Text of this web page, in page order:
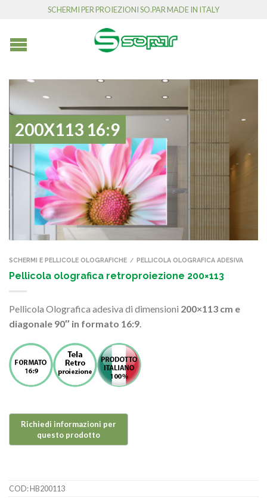
SCHERMI PER PROIEZIONI SO.PAR MADE IN ITALY
200X113 16:9
SCHERMI E PELLICOLE OLOGRAFICHE / PELLICOLA OLOGRAFICA ADESIVA
Pellicola olografica retroproiezione 200×113
Pellicola Olografica adesiva di dimensioni 200×113 cm e
diagonale 90″ in formato 16:9.
COD:HB200113